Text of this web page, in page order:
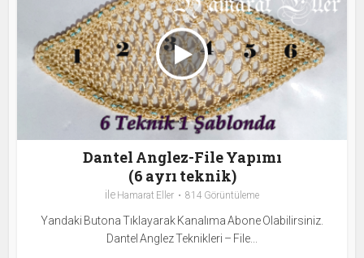
Dantel Anglez-File Yapımı
(6 ayrı teknik)
ile Hamarat Eller 814 Görüntüleme
Yandaki Butona Tıklayarak Kanalıma Abone Olabilirsiniz.
Dantel Anglez Teknikleri – File...